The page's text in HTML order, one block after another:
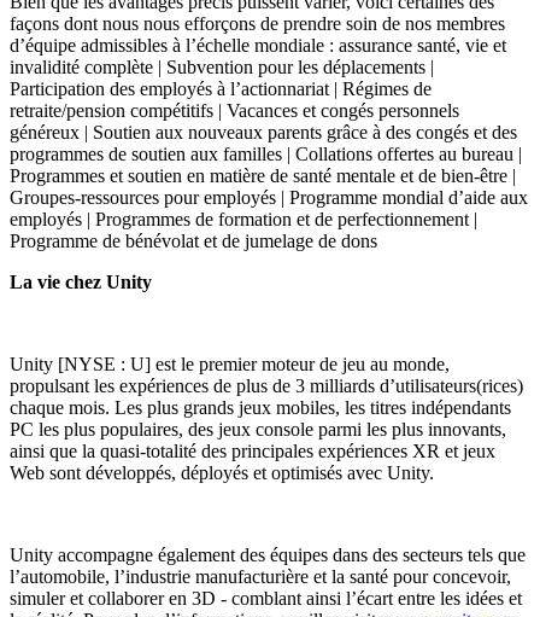
façons dont nous nous efforçons de prendre soin de nos membres
d’équipe admissibles à l’échelle mondiale : assurance santé, vie et
invalidité complète | Subvention pour les déplacements |
Participation des employés à l’actionnariat | Régimes de
retraite/pension compétitifs | Vacances et congés personnels
généreux | Soutien aux nouveaux parents grâce à des congés et des
programmes de soutien aux familles | Collations offertes au bureau |
Programmes et soutien en matière de santé mentale et de bien-être |
Groupes-ressources pour employés | Programme mondial d’aide aux
employés | Programmes de formation et de perfectionnement |
Programme de bénévolat et de jumelage de dons
La vie chez Unity
Unity [NYSE : U] est le premier moteur de jeu au monde,
propulsant les expériences de plus de 3 milliards d’utilisateurs(rices)
chaque mois. Les plus grands jeux mobiles, les titres indépendants
PC les plus populaires, des jeux console parmi les plus innovants,
ainsi que la quasi-totalité des principales expériences XR et jeux
Web sont développés, déployés et optimisés avec Unity.
Unity accompagne également des équipes dans des secteurs tels que
l’automobile, l’industrie manufacturière et la santé pour concevoir,
simuler et collaborer en 3D - comblant ainsi l’écart entre les idées et